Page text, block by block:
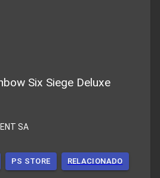
Six Siege Deluxe
SA
PS STORE RELACIONADO